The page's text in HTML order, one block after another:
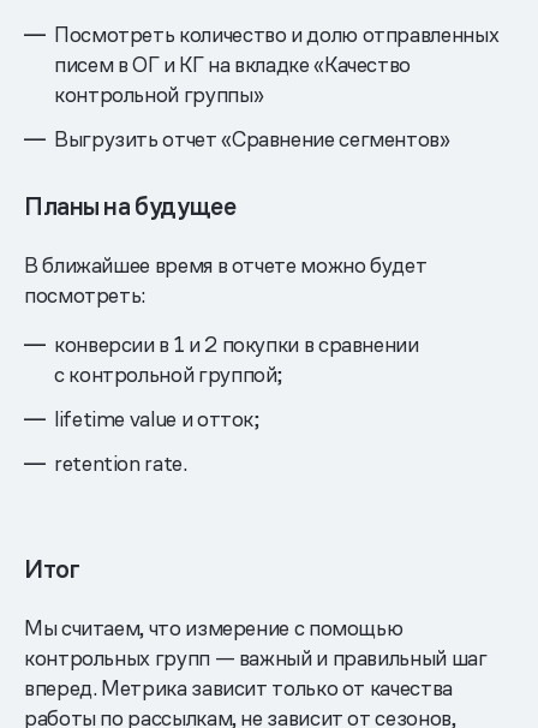
Посмотреть количество и долю отправленных
писем в ОГ и КГ на вкладке «Качество
контрольной группы»
Выгрузить отчет «Сравнение сегментов»
Планы на будущее
В ближайшее время в отчете можно будет
посмотреть:
конверсии в 1 и 2 покупки в сравнении
с контрольной группой;
lifetime value и отток;
retention rate.
Итог
Мы считаем, что измерение с помощью
контрольных групп — важный и правильный шаг
вперед. Метрика зависит только от качества
работы по рассылкам, не зависит от сезонов,